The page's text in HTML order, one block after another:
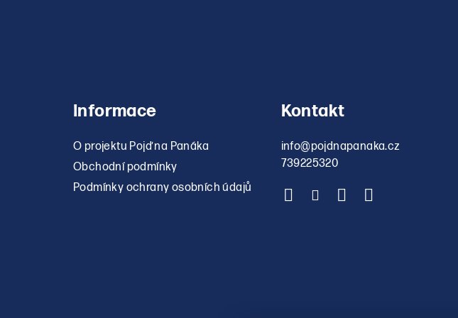
Informace
O projektu Pojď na Panáka
Obchodní podmínky
Podmínky ochrany osobních údajů
Kontakt
info@pojdnapanaka.cz
739225320